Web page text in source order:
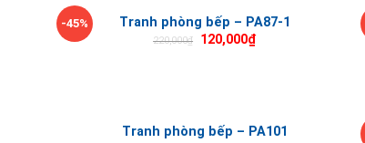
-45% Tranh phòng bếp – PA87-1
220,000₫ 120,000₫
Tranh phòng bếp – PA101